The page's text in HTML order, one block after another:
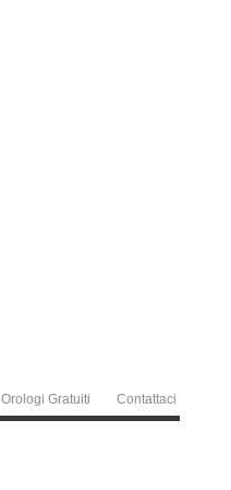
Orologi Gratuiti Contattaci